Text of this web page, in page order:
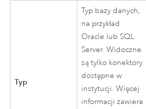
Typ
Typ bazy danych,
na przykład
Oracle lub SQL
Server. Widoczne
są tylko konektory
dostępne w
instytucji. Więcej
informacji zawiera